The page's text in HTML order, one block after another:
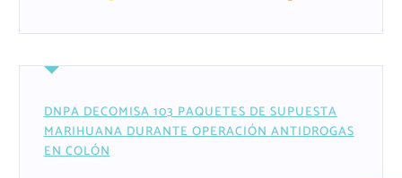
DNPA DECOMISA 103 PAQUETES DE SUPUESTA
MARIHUANA DURANTE OPERACIÓN ANTIDROGAS
EN COLÓN